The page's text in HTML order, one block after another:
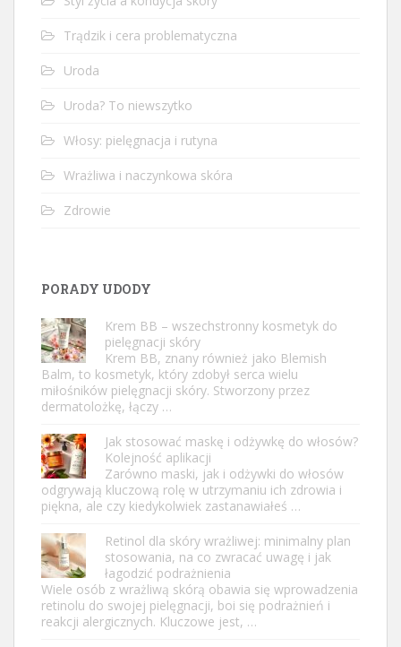
Trądzik i cera problematyczna
Uroda
Uroda? To niewszytko
Włosy: pielęgnacja i rutyna
Wrażliwa i naczynkowa skóra
Zdrowie
PORADY UDODY
Krem BB – wszechstronny kosmetyk do
pielęgnacji skóry
Krem BB, znany również jako Blemish
Balm, to kosmetyk, który zdobył serca wielu
miłośników pielęgnacji skóry. Stworzony przez
dermatolożkę, łączy …
Jak stosować maskę i odżywkę do włosów?
Kolejność aplikacji
Zarówno maski, jak i odżywki do włosów
odgrywają kluczową rolę w utrzymaniu ich zdrowia i
piękna, ale czy kiedykolwiek zastanawiałeś …
Retinol dla skóry wrażliwej: minimalny plan
stosowania, na co zwracać uwagę i jak
łagodzić podrażnienia
Wiele osób z wrażliwą skórą obawia się wprowadzenia
retinolu do swojej pielęgnacji, boi się podrażnień i
reakcji alergicznych. Kluczowe jest, …